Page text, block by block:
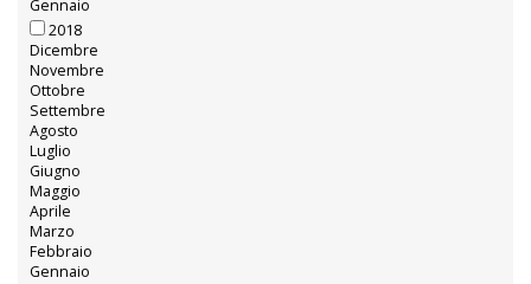
Gennaio
2018
Dicembre
Novembre
Ottobre
Settembre
Agosto
Luglio
Giugno
Maggio
Aprile
Marzo
Febbraio
Gennaio